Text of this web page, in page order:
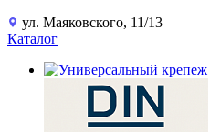
ул. Маяковского, 11/13
Каталог